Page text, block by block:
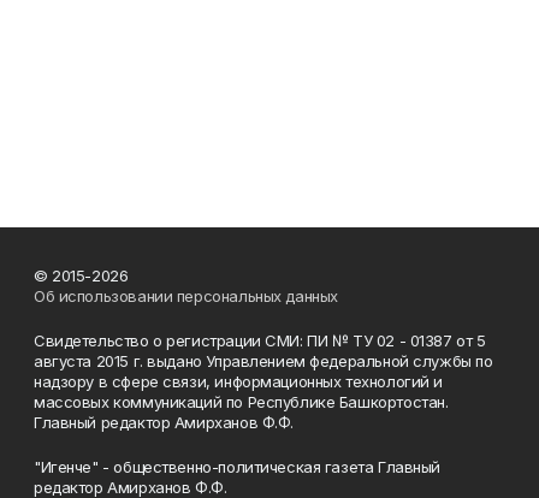
© 2015-2026
Об использовании персональных данных
Свидетельство о регистрации СМИ: ПИ № ТУ 02 - 01387 от 5
августа 2015 г. выдано Управлением федеральной службы по
надзору в сфере связи, информационных технологий и
массовых коммуникаций по Республике Башкортостан.
Главный редактор Амирханов Ф.Ф.
"Игенче" - общественно-политическая газета Главный
редактор Амирханов Ф.Ф.